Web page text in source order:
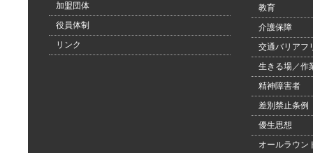
加盟団体
役員体制
リンク
教育
介護保障
交通バリアフ
生きる場／作
精神障害者
差別禁止条例
優生思想
オールラウン